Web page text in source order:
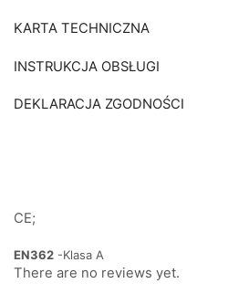
KARTA TECHNICZNA
INSTRUKCJA OBSŁUGI
DEKLARACJA ZGODNOŚCI
CE;
EN362 -Klasa A
There are no reviews yet.